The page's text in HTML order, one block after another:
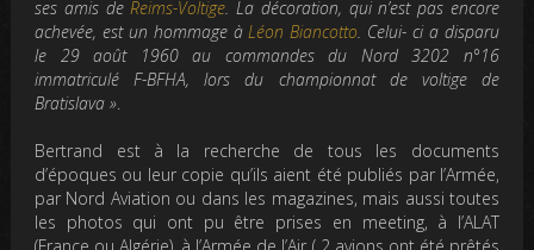
ses amis deReims-Voltige. La décoration, qui n’est pas encore
achevée, est un hommage àLéon Biancotto. Celui- ci a disparu
le 29 août 1960 au commandes du Nord 3202 n°16
immatriculé F-BFHA, lors du championnat de voltige de
Bratislava ».
Bertrand est à la recherche de tous les documents
d’époques ou leur copie qu’ils aient été publiés par l’Armée,
par Nord Aviation ou dans les magazines, mais aussi toutes
les photos qui ont pu être prises en meeting, à l’ALAT